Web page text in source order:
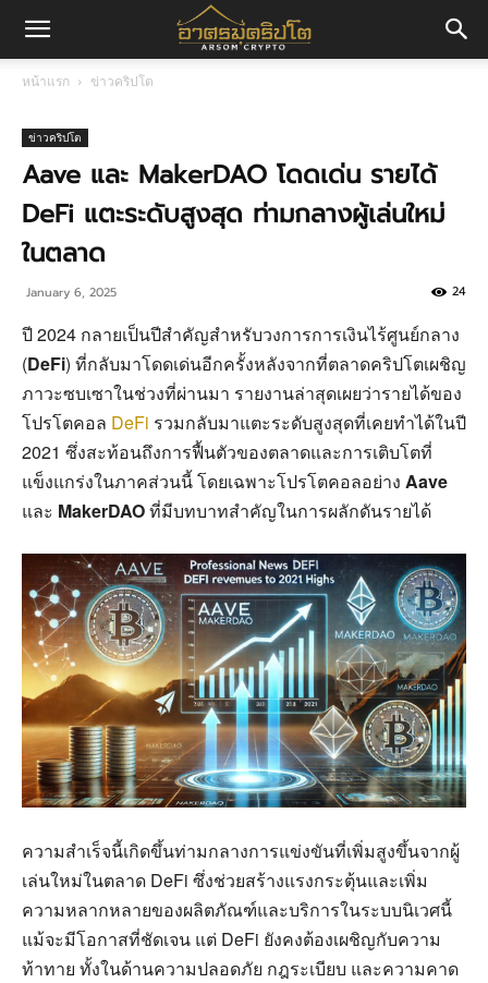
มค
ปโต
หน้าแรก ข่าวคริปโต
ข่าวคริปโต
Aave และ MakerDAO โดดเด่น รายได้
DeFi แตะระดับสูงสุด ท่ามกลางผู้เล่นใหม่
ในตลาด
January 6, 2025 24
ปี 2024 กลายเป็นปีสำคัญสำหรับวงการการเงินไร้ศูนย์กลาง
(DeFi) ที่กลับมาโดดเด่นอีกครั้งหลังจากที่ตลาดคริปโตเผชิญ
ภาวะซบเซาในช่วงที่ผ่านมา รายงานล่าสุดเผยว่ารายได้ของ
โปรโตคอล DeFi รวมกลับมาแตะระดับสูงสุดที่เคยทำได้ในปี
2021 ซึ่งสะท้อนถึงการฟื้นตัวของตลาดและการเติบโตที่
แข็งแกร่งในภาคส่วนนี้ โดยเฉพาะโปรโตคอลอย่าง Aave
และ MakerDAOที่มีบทบาทสำคัญในการผลักดันรายได้
ความสำเร็จนี้เกิดขึ้นท่ามกลางการแข่งขันที่เพิ่มสูงขึ้นจากผู้
เล่นใหม่ในตลาด DeFi ซึ่งช่วยสร้างแรงกระตุ้นและเพิ่ม
ความหลากหลายของผลิตภัณฑ์และบริการในระบบนิเวศนี้
แม้จะมีโอกาสที่ชัดเจน แต่ DeFi ยังคงต้องเผชิญกับความ
ท้าทาย ทั้งในด้านความปลอดภัย กฎระเบียบ และความคาด